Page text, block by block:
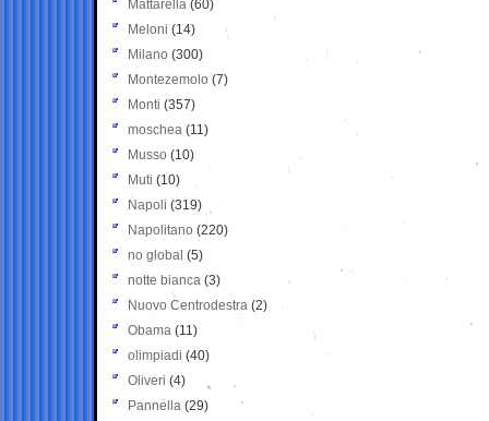
Mattarella (60)
Meloni (14)
Milano (300)
Montezemolo (7)
Monti (357)
moschea (11)
Musso (10)
Muti (10)
Napoli (319)
Napolitano (220)
no global (5)
notte bianca (3)
Nuovo Centrodestra (2)
Obama (11)
olimpiadi (40)
Oliveri (4)
Pannella (29)